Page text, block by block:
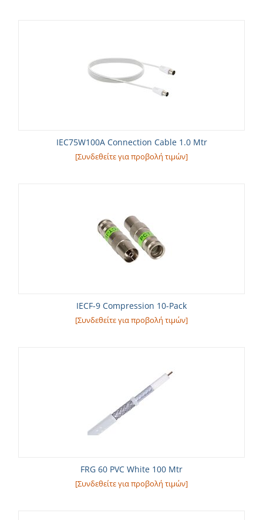
IEC75W100A Connection Cable 1.0 Mtr
[Συνδεθείτε για προβολή τιμών]
IECF-9 Compression 10-Pack
[Συνδεθείτε για προβολή τιμών]
FRG 60 PVC White 100 Mtr
[Συνδεθείτε για προβολή τιμών]